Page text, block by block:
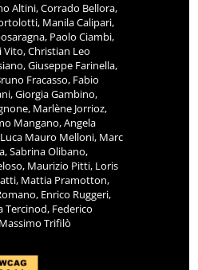
Altini, Corrado Bellora,
Manila Calipari,
Paolo Ciambi,
Christian Leo
Giuseppe Farinella,
Fracasso, Fabio
Giorgia Gambino,
Marlène Jorrioz,
Mangano, Angela
Mauro Melloni, Marc
Sabrina Olibano,
Maurizio Pitti, Loris
Mattia Pramotton,
Enrico Ruggeri,
Tercinod, Federico
Trifilò